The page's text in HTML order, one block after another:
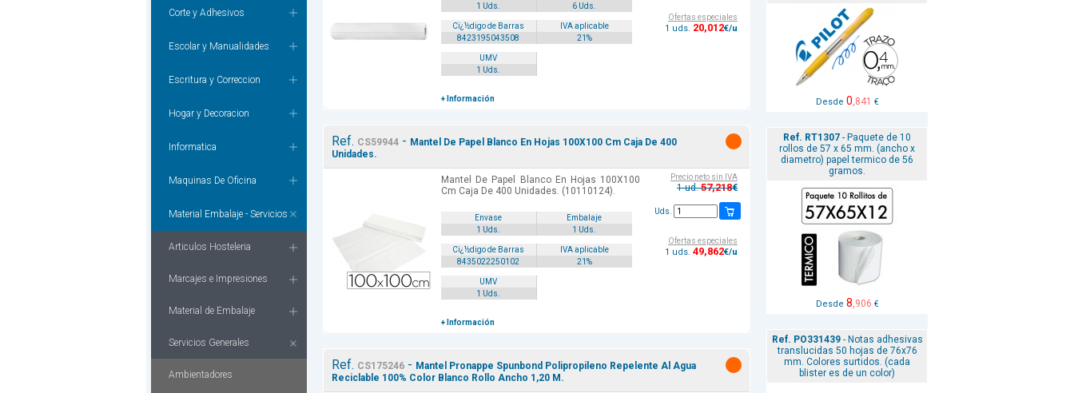
Corte y Adhesivos
Escolar y Manualidades
Escritura y Correccion
Hogar y Decoracion
Informatica
Maquinas De Oficina
Material Embalaje - Servicios
Articulos Hosteleria
Marcajes e Impresiones
Material de Embalaje
Servicios Generales
Ambientadores
1 Uds.
6 Uds.
Cï¿½digo de Barras
IVA aplicable
8423195043508
21%
UMV
1 Uds.
+ Información
Ofertas especiales
1 uds. 20,012€/u
Ref. CS59944 - Mantel De Papel Blanco En Hojas 100X100 Cm Caja De 400
Unidades.
Mantel De Papel Blanco En Hojas 100X100
Cm Caja De 400 Unidades. (10110124).
Envase
Embalaje
1 Uds.
1 Uds.
Cï¿½digo de Barras
IVA aplicable
8435022250102
21%
UMV
1 Uds.
+ Información
Precio neto sin IVA
1 ud.57,218€
Uds.
Ofertas especiales
1 uds. 49,862€/u
Ref. CS175246 - Mantel Pronappe Spunbond Polipropileno Repelente Al Agua
Reciclable 100% Color Blanco Rollo Ancho 1,20 M.
Desde 0,841 €
Ref. RT1307 - Paquete de 10
rollos de 57 x 65 mm. (ancho x
diametro) papel termico de 56
gramos.
Desde 8,906 €
Ref. PO331439- Notas adhesivas
translucidas 50 hojas de 76x76
mm. Colores surtidos. (cada
blister es de un color)